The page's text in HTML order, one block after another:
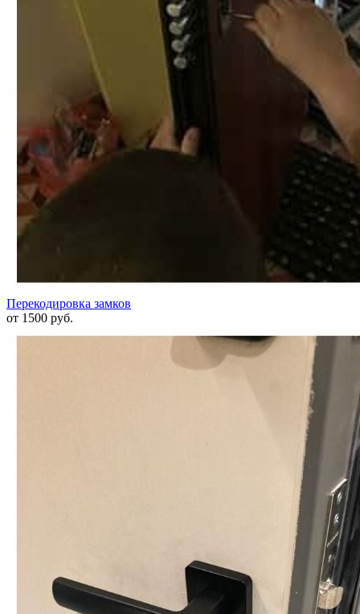
Перекодировка замков
от 1500 руб.